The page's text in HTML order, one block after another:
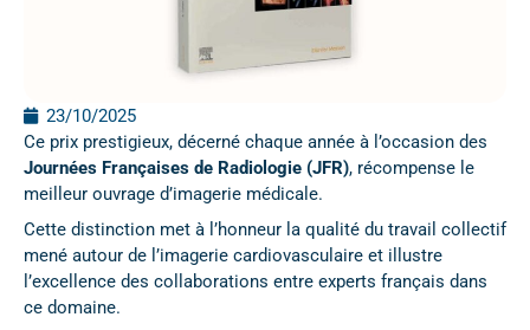
23/10/2025
Ce prix prestigieux, décerné chaque année à l’occasion des
Journées Françaises de Radiologie (JFR), récompense le
meilleur ouvrage d’imagerie médicale.
Cette distinction met à l’honneur la qualité du travail collectif
mené autour de l’imagerie cardiovasculaire et illustre
l’excellence des collaborations entre experts français dans
ce domaine.